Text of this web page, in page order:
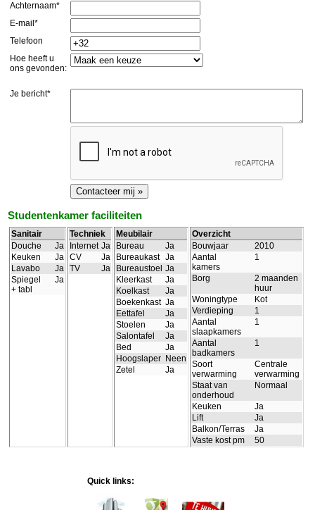
Achternaam*
E-mail*
Telefoon
Hoe heeft u
ons gevonden:
Je bericht*
Studentenkamer faciliteiten
Sanitair
Douche
Ja
Keuken
Ja
Lavabo
Ja
Spiegel
+ tabl
Ja
Techniek
Internet Ja
CV
Ja
TV
Ja
Meubilair
Bureau
Ja
Bureaukast Ja
Bureaustoel Ja
Kleerkast
Ja
Koelkast
Ja
Boekenkast Ja
Eettafel
Ja
Stoelen
Ja
Salontafel
Ja
Bed
Ja
Hoogslaper Neen
Zetel
Ja
Overzicht
Bouwjaar
2010
Aantal
kamers
1
Borg
2 maanden
huur
Woningtype
Kot
Verdieping
1
Aantal
slaapkamers
1
Aantal
badkamers
1
Soort
verwarming
Centrale
verwarming
Staat van
onderhoud
Normaal
Keuken
Ja
Lift
Ja
Balkon/Terras
Ja
Vaste kost pm
50
Quick links: